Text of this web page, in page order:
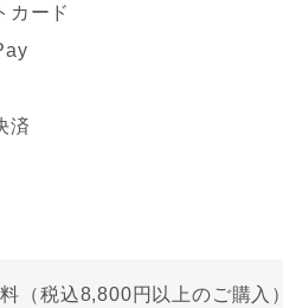
カード
済
（税込8,800円以上のご購入）